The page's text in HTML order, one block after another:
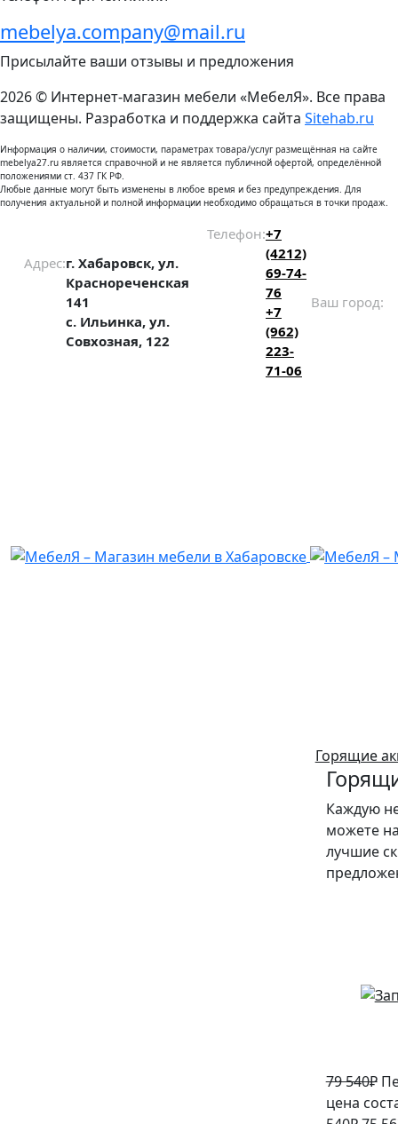
mebelya.company@mail.ru
Присылайте ваши отзывы и предложения
2026 © Интернет-магазин мебели «МебелЯ». Все права
защищены. Разработка и поддержка сайта Sitehab.ru
Информация о наличии, стоимости, параметрах товара/услуг размещённая на сайте
mebelya27.ru является справочной и не является публичной офертой, определённой
положениями ст. 437 ГК РФ.
Любые данные могут быть изменены в любое время и без предупреждения. Для
получения актуальной и полной информации необходимо обращаться в точки продаж.
Адрес:г. Хабаровск, ул.
Краснореченская
141
с. Ильинка, ул.
Совхозная, 122
Телефон:+7
(4212)
69-74-
76
+7
(962)
223-
71-06
Ваш город:
Горящие
Каждую
можете
лучшие
79 540₽
цена